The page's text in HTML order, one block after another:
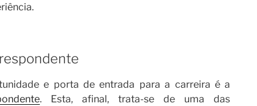
e porta de entrada para a carreira é a
. Esta, afinal, trata-se de uma das